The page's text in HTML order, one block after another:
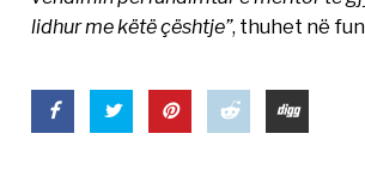
lidhur me këtë çështje”, thuhet në